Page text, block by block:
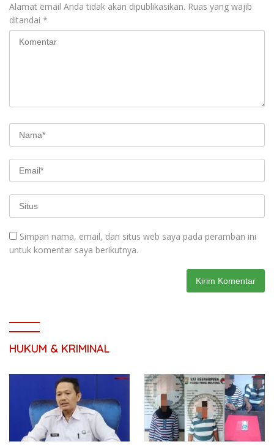
Alamat email Anda tidak akan dipublikasikan. Ruas yang wajib
ditandai *
Simpan nama, email, dan situs web saya pada peramban ini
untuk komentar saya berikutnya.
HUKUM & KRIMINAL